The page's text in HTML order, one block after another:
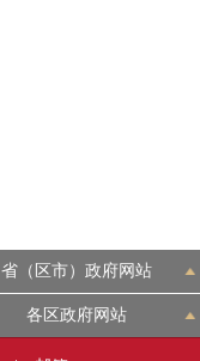
省（区市）政府网站
各区政府网站